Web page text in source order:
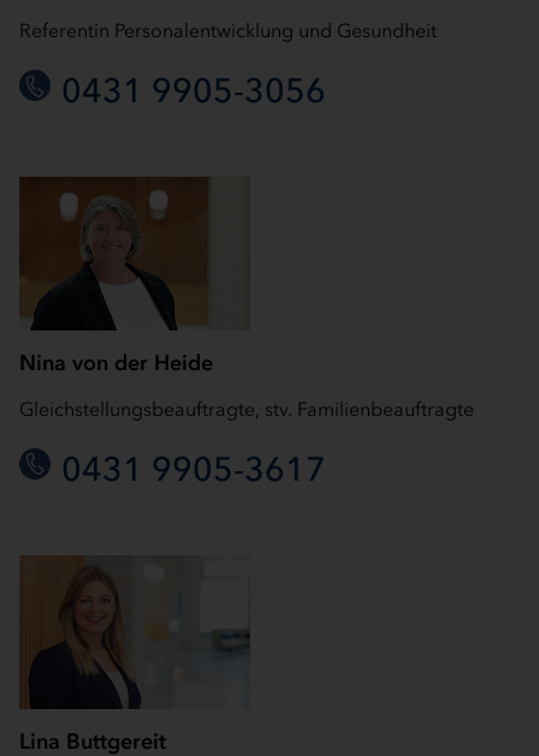
Referentin Personalentwicklung und Gesundheit
0431 9905-3056
Nina von der Heide
Gleichstellungsbeauftragte, stv. Familienbeauftragte
0431 9905-3617
Lina Buttgereit